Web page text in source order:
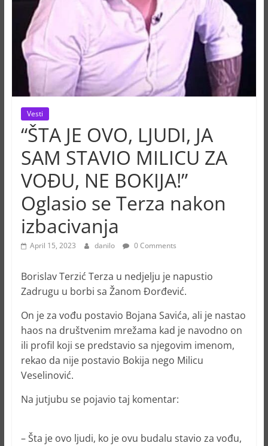
Vesti
“ŠTA JE OVO, LJUDI, JA
SAM STAVIO MILICU ZA
VOĐU, NE BOKIJA!”
Oglasio se Terza nakon
izbacivanja
April 15, 2023 danilo 0 Comments
Borislav Terzić Terza u nedjelju je napustio
Zadrugu u borbi sa Žanom Đorđević.
On je za vođu postavio Bojana Savića, ali je nastao
haos na društvenim mrežama kad je navodno on
ili profil koji se predstavio sa njegovim imenom,
rekao da nije postavio Bokija nego Milicu
Veselinović.
Na jutjubu se pojavio taj komentar:
– Šta je ovo ljudi, ko je ovu budalu stavio za vođu,